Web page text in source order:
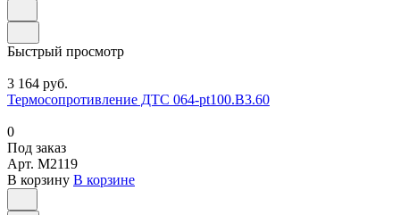
Быстрый просмотр
3 164 руб.
Термосопротивление ДТС 064-pt100.В3.60
0
Под заказ
Арт. M2119
В корзину В корзине